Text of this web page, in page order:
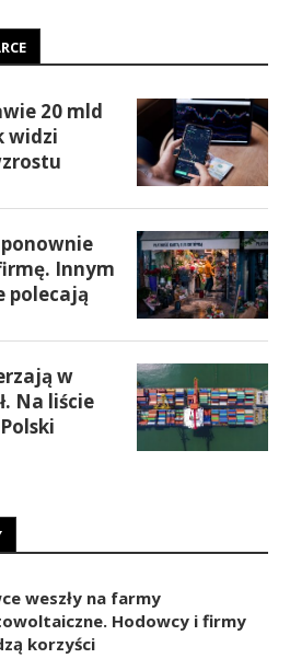
20 mld
widzi
Innym
polecają
w
Na liście
weszły na farmy
Hodowcy i firmy
korzyści